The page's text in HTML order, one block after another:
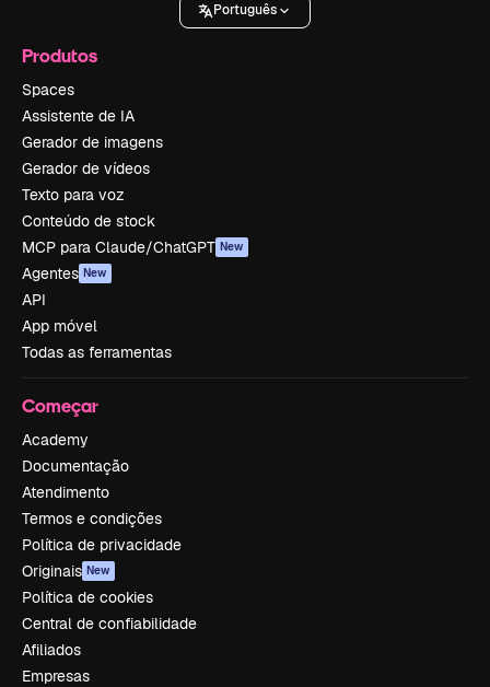
Português
Produtos
Spaces
Assistente de IA
Gerador de imagens
Gerador de vídeos
Texto para voz
Conteúdo de stock
MCP para Claude/ChatGPT New
Agentes New
API
App móvel
Todas as ferramentas
Começar
Academy
Documentação
Atendimento
Termos e condições
Política de privacidade
Originais New
Política de cookies
Central de confiabilidade
Afiliados
Empresas